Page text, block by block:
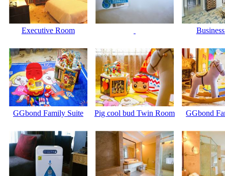
Executive Room
GGbond Family Suite Pig cool bud Twin Room GGbond